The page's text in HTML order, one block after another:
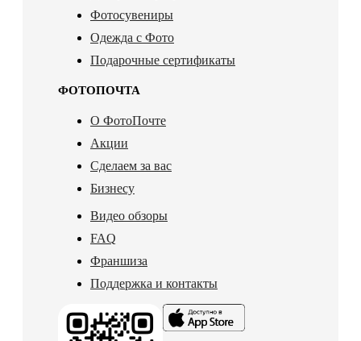
Фотосувениры
Одежда с Фото
Подарочные сертификаты
ФОТОПОЧТА
О ФотоПочте
Акции
Сделаем за вас
Бизнесу
Видео обзоры
FAQ
Франшиза
Поддержка и контакты